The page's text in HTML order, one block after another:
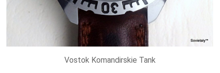
Vostok Komandirskie Tank